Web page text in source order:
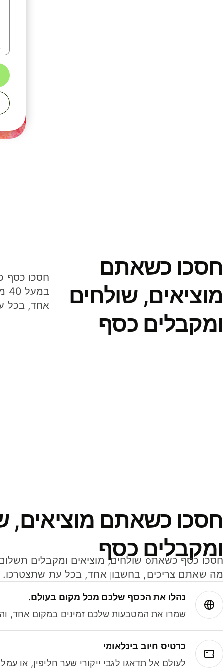
חסכו כשאתם
מוציאים, שולחים
ומקבלים כסף
אחד, בכל
חסכו כשאתם מוציאים,
ומקבלים כסף
מה שאתם צריכים, בחשבון אחד, בכל עת שתצטרכו.
נהלו את הכסף שלכם מכל מקום בעולם.
שמרו את המטבעות שלכם זמינים במקום אחד,
כרטיס חיוב בינלאומי
לעולם אל תדאגו לגבי ייקורי שער חליפין, או